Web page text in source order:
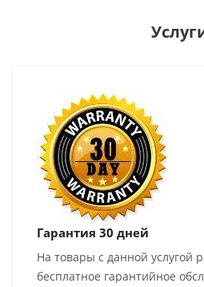
Гарантия 30 дней
На товары с данной услугой
бесплатное гарантийное